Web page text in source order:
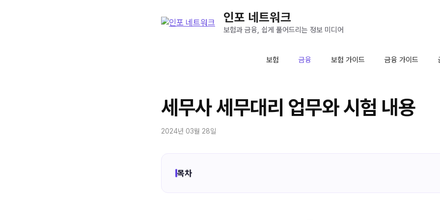
인포 네트워크
보험과 금융, 쉽게 풀어드리는 정보 미디어
보험 금융 보험 가이드 금융 가이드
세무사 세무대리 업무와 시험 내용
2024년 03월 28일
목차